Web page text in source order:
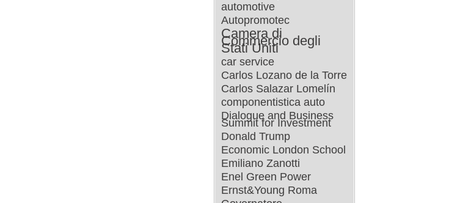
automotive
Autopromotec
Camera di
Commercio degli
Stati Uniti
car service
Carlos Lozano de la Torre
Carlos Salazar Lomelín
componentistica auto
Dialogue and Business
Summit for Investment
Donald Trump
Economic London School
Emiliano Zanotti
Enel Green Power
Ernst&Young Roma